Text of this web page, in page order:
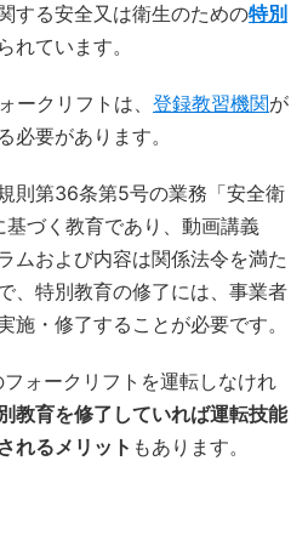
する安全又は衛生のための特別
れています。
ークリフトは、 登録教習機関が
必要があります。
則第36条第5号の業務「安全衛
づく教育であり、動画講義
ムおよび内容は関係法令を満た
、特別教育の修了には、事業者
施・修了することが必要です。
ォークリフトを運転しなけれ
教育を修了していれば運転技能
れるメリット もあります。